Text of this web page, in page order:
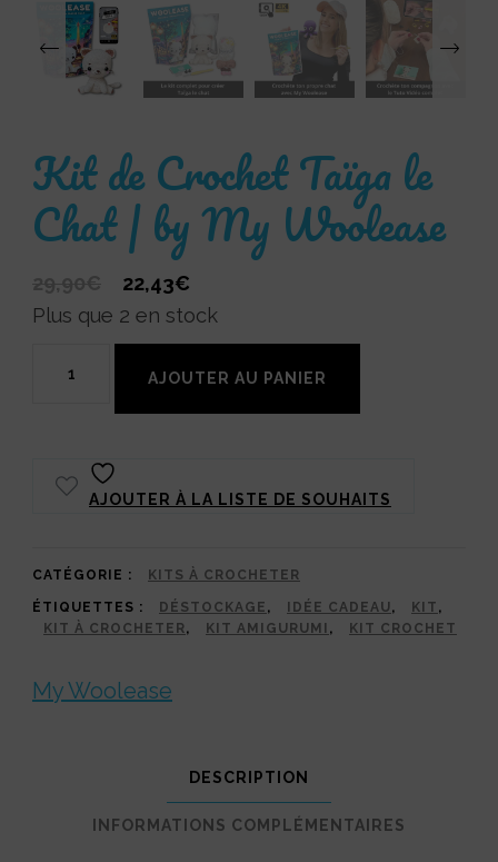
Kit de Crochet Taïga le
Chat | by My Woolease
Le
prix
initial
était :
29,90€.
22,43€
prix
actuel
est :
22,43€.
Plus que 2 en stock
de
Crochet
le
Chat
by
AJOUTER AU PANIER
AJOUTER À LA LISTE DE SOUHAITS
CATÉGORIE : KITS À CROCHETER
ÉTIQUETTES : DÉSTOCKAGE , IDÉE CADEAU, KIT ,
KIT À CROCHETER, KIT AMIGURUMI , KIT CROCHET
My Woolease
DESCRIPTION
INFORMATIONS COMPLÉMENTAIRES